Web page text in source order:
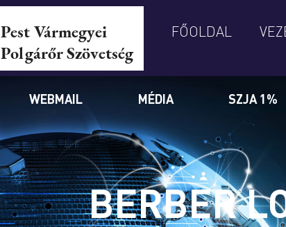
Pest Vármegyei
Polgárőr Szövetség
FŐOLDAL
WEBMAIL MÉDIA SZJA 1%
BERBER